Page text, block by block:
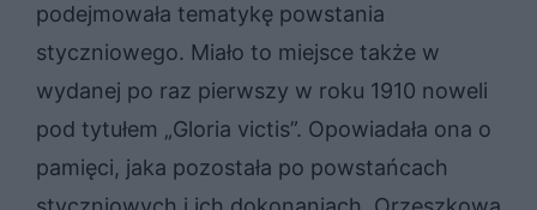
podejmowała tematykę powstania
styczniowego. Miało to miejsce także w
wydanej po raz pierwszy w roku 1910 noweli
pod tytułem „Gloria victis”. Opowiadała ona o
pamięci, jaka pozostała po powstańcach